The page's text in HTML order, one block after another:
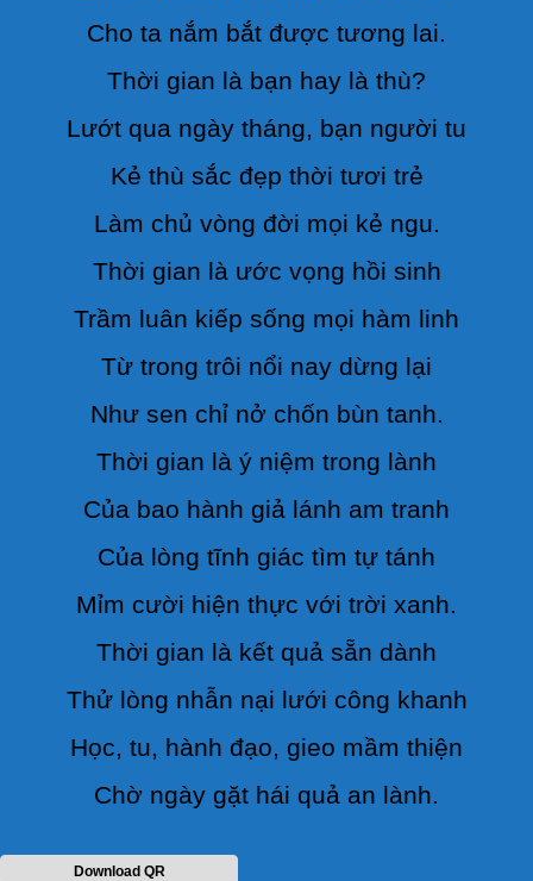
Cho ta nắm bắt được tương lai.
Thời gian là bạn hay là thù?
Lướt qua ngày tháng, bạn người tu
Kẻ thù sắc đẹp thời tươi trẻ
Làm chủ vòng đời mọi kẻ ngu.
Thời gian là ước vọng hồi sinh
Trầm luân kiếp sống mọi hàm linh
Từ trong trôi nổi nay dừng lại
Như sen chỉ nở chốn bùn tanh.
Thời gian là ý niệm trong lành
Của bao hành giả lánh am tranh
Của lòng tĩnh giác tìm tự tánh
Mỉm cười hiện thực với trời xanh.
Thời gian là kết quả sẵn dành
Thử lòng nhẫn nại lưới công khanh
Học, tu, hành đạo, gieo mầm thiện
Chờ ngày gặt hái quả an lành.
Download QR